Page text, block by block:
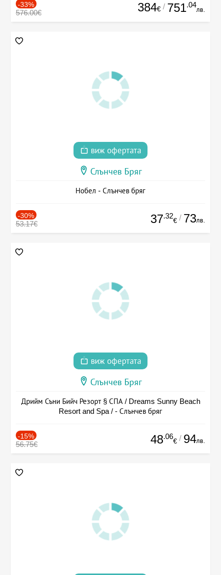
-33%
576.00€ 384€ / 751.04
лв.
виж офертата
Слънчев Бряг
Нобел - Слънчев бряг
-30%
53.17€ 37.32
€ / 73лв.
виж офертата
Слънчев Бряг
Дрийм Съни Бийч Резорт § СПА / Dreams Sunny Beach
Resort and Spa / - Слънчев бряг
-15%
56.75€ 48.06
€ / 94лв.